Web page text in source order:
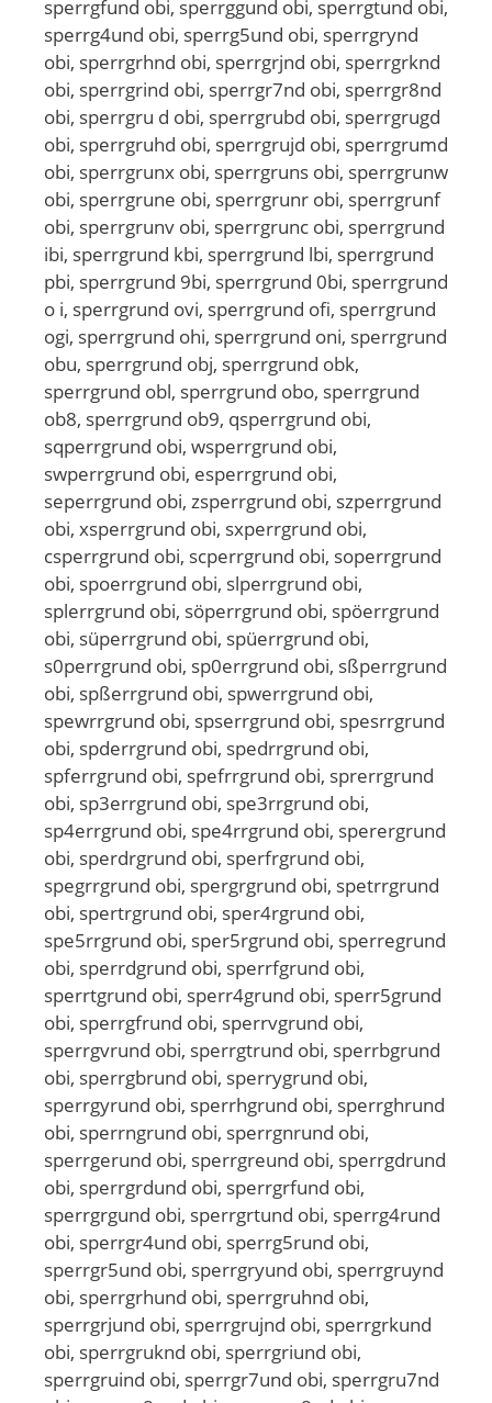
sperrgfund obi, sperrggund obi, sperrgtund obi,
sperrg4und obi, sperrg5und obi, sperrgrynd
obi, sperrgrhnd obi, sperrgrjnd obi, sperrgrknd
obi, sperrgrind obi, sperrgr7nd obi, sperrgr8nd
obi, sperrgru d obi, sperrgrubd obi, sperrgrugd
obi, sperrgruhd obi, sperrgrujd obi, sperrgrumd
obi, sperrgrunx obi, sperrgruns obi, sperrgrunw
obi, sperrgrune obi, sperrgrunr obi, sperrgrunf
obi, sperrgrunv obi, sperrgrunc obi, sperrgrund
ibi, sperrgrund kbi, sperrgrund lbi, sperrgrund
pbi, sperrgrund 9bi, sperrgrund 0bi, sperrgrund
o i, sperrgrund ovi, sperrgrund ofi, sperrgrund
ogi, sperrgrund ohi, sperrgrund oni, sperrgrund
obu, sperrgrund obj, sperrgrund obk,
sperrgrund obl, sperrgrund obo, sperrgrund
ob8, sperrgrund ob9, qsperrgrund obi,
sqperrgrund obi, wsperrgrund obi,
swperrgrund obi, esperrgrund obi,
seperrgrund obi, zsperrgrund obi, szperrgrund
obi, xsperrgrund obi, sxperrgrund obi,
csperrgrund obi, scperrgrund obi, soperrgrund
obi, spoerrgrund obi, slperrgrund obi,
splerrgrund obi, söperrgrund obi, spöerrgrund
obi, süperrgrund obi, spüerrgrund obi,
s0perrgrund obi, sp0errgrund obi, sßperrgrund
obi, spßerrgrund obi, spwerrgrund obi,
spewrrgrund obi, spserrgrund obi, spesrrgrund
obi, spderrgrund obi, spedrrgrund obi,
spferrgrund obi, spefrrgrund obi, sprerrgrund
obi, sp3errgrund obi, spe3rrgrund obi,
sp4errgrund obi, spe4rrgrund obi, sperergrund
obi, sperdrgrund obi, sperfrgrund obi,
spegrrgrund obi, spergrgrund obi, spetrrgrund
obi, spertrgrund obi, sper4rgrund obi,
spe5rrgrund obi, sper5rgrund obi, sperregrund
obi, sperrdgrund obi, sperrfgrund obi,
sperrtgrund obi, sperr4grund obi, sperr5grund
obi, sperrgfrund obi, sperrvgrund obi,
sperrgvrund obi, sperrgtrund obi, sperrbgrund
obi, sperrgbrund obi, sperrygrund obi,
sperrgyrund obi, sperrhgrund obi, sperrghrund
obi, sperrngrund obi, sperrgnrund obi,
sperrgerund obi, sperrgreund obi, sperrgdrund
obi, sperrgrdund obi, sperrgrfund obi,
sperrgrgund obi, sperrgrtund obi, sperrg4rund
obi, sperrgr4und obi, sperrg5rund obi,
sperrgr5und obi, sperrgryund obi, sperrgruynd
obi, sperrgrhund obi, sperrgruhnd obi,
sperrgrjund obi, sperrgrujnd obi, sperrgrkund
obi, sperrgruknd obi, sperrgriund obi,
sperrgruind obi, sperrgr7und obi, sperrgru7nd